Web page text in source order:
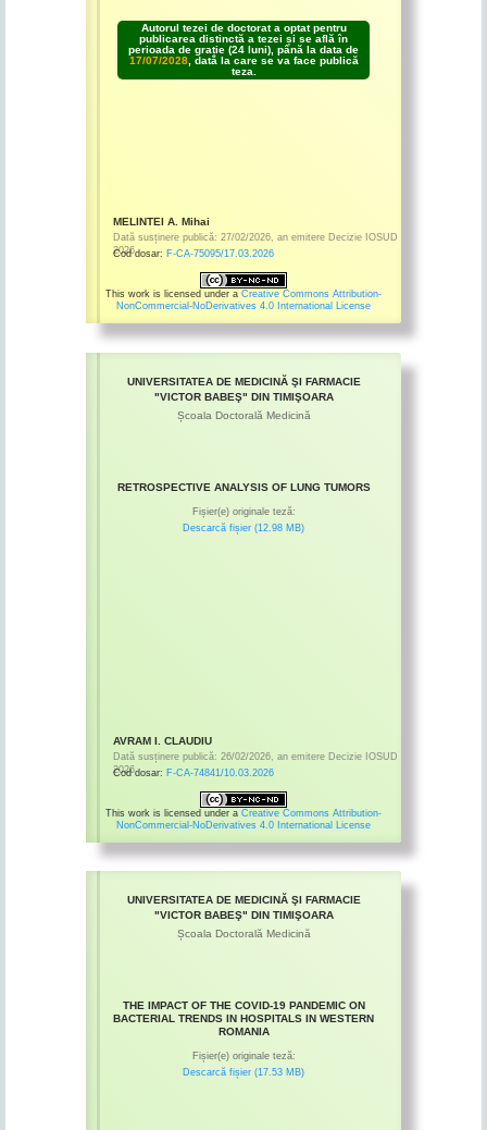
Autorul tezei de doctorat a optat pentru
publicarea distinctă a tezei și se află în
perioada de grație (24 luni), până la data de
17/07/2028, dată la care se va face publică
teza.
MELINTEI A. Mihai
Dată susținere publică: 27/02/2026, an emitere Decizie IOSUD
2026
Cod dosar: F-CA-75095/17.03.2026
This work is licensed under a Creative Commons Attribution-
NonCommercial-NoDerivatives 4.0 International License
UNIVERSITATEA DE MEDICINĂ ŞI FARMACIE
"VICTOR BABEŞ" DIN TIMIŞOARA
Școala Doctorală Medicină
RETROSPECTIVE ANALYSIS OF LUNG TUMORS
Fișier(e) originale teză:
Descarcă fișier (12.98 MB)
AVRAM I. CLAUDIU
Dată susținere publică: 26/02/2026 an emitere Decizie IOSUD
2026
Cod dosar: F-CA-74841/10.03.2026
This work is licensed under a Creative Commons Attribution-
NonCommercial-NoDerivatives 4.0 International License
UNIVERSITATEA DE MEDICINĂ ŞI FARMACIE
"VICTOR BABEŞ" DIN TIMIŞOARA
Școala Doctorală Medicină
THE IMPACT OF THE COVID-19 PANDEMIC ON
BACTERIAL TRENDS IN HOSPITALS IN WESTERN
ROMANIA
Fișier(e) originale teză:
Descarcă fișier (17.53 MB)